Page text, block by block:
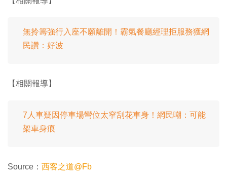
無拎籌強行入座不願離開！霸氣餐廳經理拒服務獲網
民讚：好波
【相關報導】
7人車疑因停車場彎位太窄刮花車身！網民嘲：可能
架車身痕
Source： 西客之道@Fb